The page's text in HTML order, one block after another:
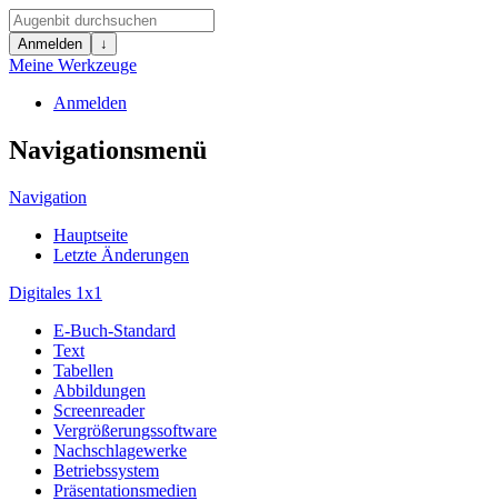
Anmelden ↓
Meine Werkzeuge
Anmelden
Navigationsmenü
Navigation
Hauptseite
Letzte Änderungen
Digitales 1x1
E-Buch-Standard
Text
Tabellen
Abbildungen
Screenreader
Vergrößerungssoftware
Nachschlagewerke
Betriebssystem
Präsentationsmedien